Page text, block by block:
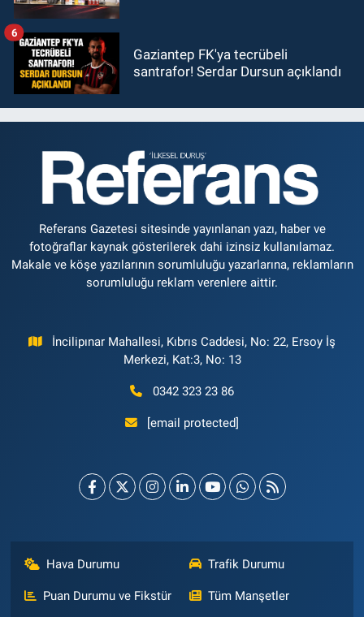
Gaziantep FK'ya tecrübeli
santrafor! Serdar Dursun açıklandı
6
Referans Gazetesi sitesinde yayınlanan yazı, haber ve
fotoğraflar kaynak gösterilerek dahi izinsiz kullanılamaz.
Makale ve köşe yazılarının sorumluluğu yazarlarına, reklamların
sorumluluğu reklam verenlere aittir.
İncilipınar Mahallesi, Kıbrıs Caddesi, No: 22, Ersoy İş
Merkezi, Kat:3, No: 13
0342 323 23 86
[email protected]
Hava Durumu Trafik Durumu
Puan Durumu ve Fikstür Tüm Manşetler